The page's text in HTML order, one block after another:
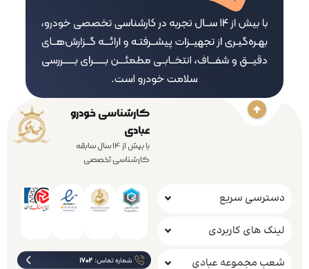
کارشناسی خودرو
عبادی
با بیش از 14 سال سابقه
کارشناسی تخصصی
دسترسی سریع
لینک های کاربردی
شعب مجموعه عبادی